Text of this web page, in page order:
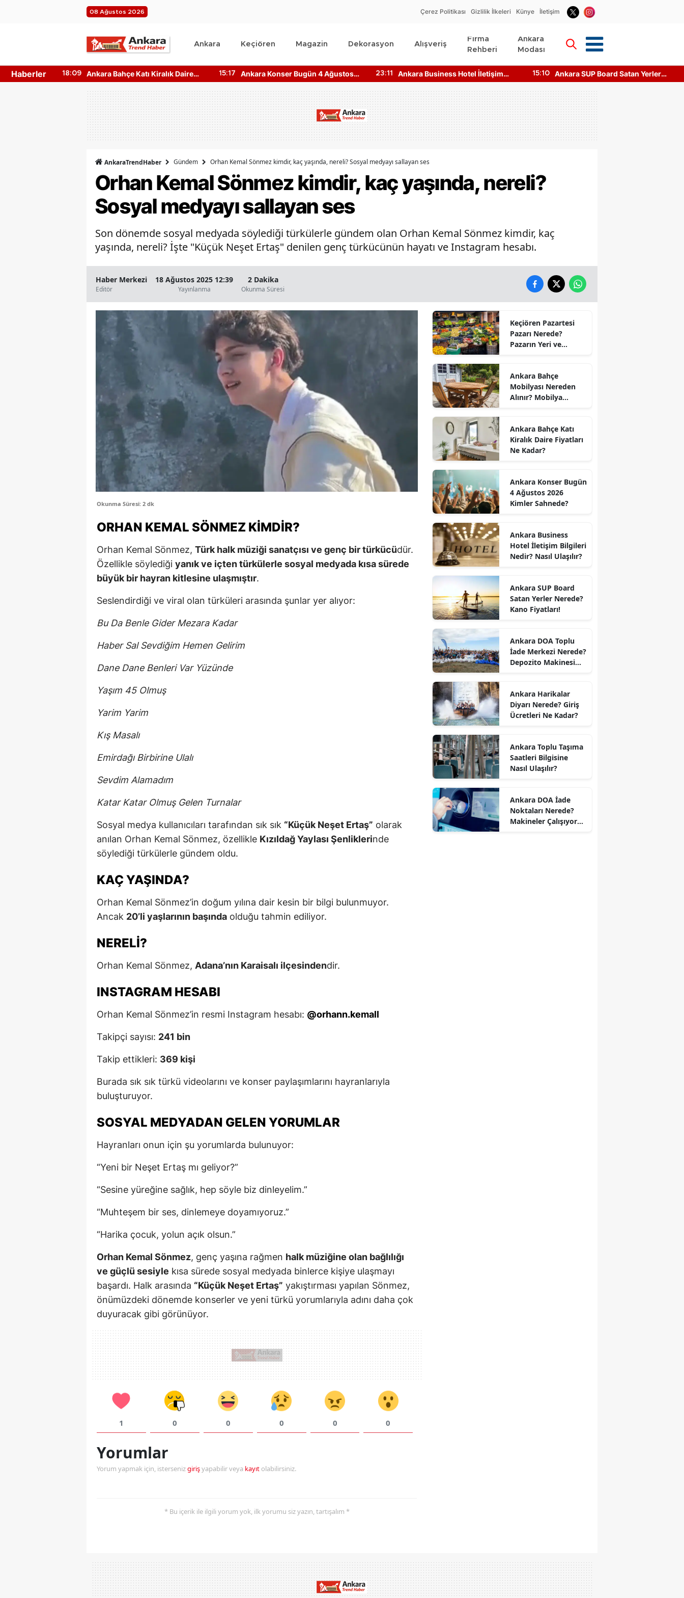
08 Ağustos 2026 Çerez Politikası Gizlilik İlkeleri Künye İletişim
Ankara Keçiören Magazin Dekorasyon Alışveriş
Firma
Rehberi
Ankara
Modası
Haberler
Nereden
Türleri
18:09
Ankara Bahçe Katı Kiralık Daire
Fiyatları Ne Kadar?
15:17
Ankara Konser Bugün 4 Ağustos
2026 Kimler Sahnede?
23:11
Ankara Business Hotel İletişim
Bilgileri Nedir? Nasıl Ulaşılır?
15:10
Ankara SUP Board Satan Yerler
Nerede? Kano Fiyatları!
AnkaraTrendHaber Gündem Orhan Kemal Sönmez kimdir, kaç yaşında, nereli? Sosyal medyayı sallayan ses
Orhan Kemal Sönmez kimdir, kaç yaşında, nereli?
Sosyal medyayı sallayan ses
Son dönemde sosyal medyada söylediği türkülerle gündem olan Orhan Kemal Sönmez kimdir, kaç
yaşında, nereli? İşte "Küçük Neşet Ertaş" denilen genç türkücünün hayatı ve Instagram hesabı.
Haber Merkezi
Editör
18 Ağustos 2025 12:39
Yayınlanma
2 Dakika
Okunma Süresi
Okunma Süresi: 2 dk
ORHAN KEMAL SÖNMEZ KIMDIR?
Orhan Kemal Sönmez, Türk halk müziği sanatçısı ve genç bir türkücüdür.
Özellikle söylediği yanık ve içten türkülerle sosyal medyada kısa sürede
büyük bir hayran kitlesine ulaşmıştır.
Seslendirdiği ve viral olan türküleri arasında şunlar yer alıyor:
Bu Da Benle Gider Mezara Kadar
Haber Sal Sevdiğim Hemen Gelirim
Dane Dane Benleri Var Yüzünde
Yaşım 45 Olmuş
Yarim Yarim
Kış Masalı
Emirdağı Birbirine Ulalı
Sevdim Alamadım
Katar Katar Olmuş Gelen Turnalar
Sosyal medya kullanıcıları tarafından sık sık “Küçük Neşet Ertaş” olarak
anılan Orhan Kemal Sönmez, özellikle Kızıldağ Yaylası Şenliklerinde
söylediği türkülerle gündem oldu.
KAÇ YAŞINDA?
Orhan Kemal Sönmez’in doğum yılına dair kesin bir bilgi bulunmuyor.
Ancak 20’li yaşlarının başında olduğu tahmin ediliyor.
NERELI?
Orhan Kemal Sönmez, Adana’nın Karaisalı ilçesindendir.
INSTAGRAM HESABI
Orhan Kemal Sönmez’in resmi Instagram hesabı: @orhann.kemall
Takipçi sayısı: 241 bin
Takip ettikleri: 369 kişi
Burada sık sık türkü videolarını ve konser paylaşımlarını hayranlarıyla
buluşturuyor.
SOSYAL MEDYADAN GELEN YORUMLAR
Hayranları onun için şu yorumlarda bulunuyor:
“Yeni bir Neşet Ertaş mı geliyor?”
“Sesine yüreğine sağlık, hep söyle biz dinleyelim.”
“Muhteşem bir ses, dinlemeye doyamıyoruz.”
“Harika çocuk, yolun açık olsun.”
Orhan Kemal Sönmez, genç yaşına rağmen halk müziğine olan bağlılığı
ve güçlü sesiyle kısa sürede sosyal medyada binlerce kişiye ulaşmayı
başardı. Halk arasında “Küçük Neşet Ertaş” yakıştırması yapılan Sönmez,
önümüzdeki dönemde konserler ve yeni türkü yorumlarıyla adını daha çok
duyuracak gibi görünüyor.
1 0 0 0 0 0
Yorumlar
Yorum yapmak için, istersenizgirişyapabilir veya kayıt olabilirsiniz.
* Bu içerik ile ilgili yorum yok, ilk yorumu siz yazın, tartışalım *
Keçiören Pazartesi
Pazarı Nerede?
Pazarın Yeri ve
Ankara Bahçe
Mobilyası Nereden
Alınır? Mobilya
Ankara Bahçe Katı
Kiralık Daire Fiyatları
Ne Kadar?
Ankara Konser Bugün
4 Ağustos 2026
Kimler Sahnede?
Ankara Business
Hotel İletişim Bilgileri
Nedir? Nasıl Ulaşılır?
Ankara SUP Board
Satan Yerler Nerede?
Kano Fiyatları!
Ankara DOA Toplu
İade Merkezi Nerede?
Depozito Makinesi
Ankara Harikalar
Diyarı Nerede? Giriş
Ücretleri Ne Kadar?
Ankara Toplu Taşıma
Saatleri Bilgisine
Nasıl Ulaşılır?
Ankara DOA İade
Noktaları Nerede?
Makineler Çalışıyor